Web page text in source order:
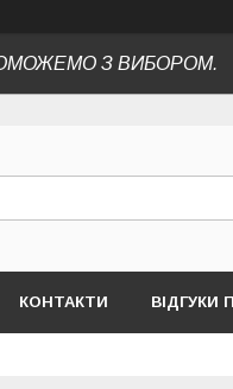
З ВИБОРОМ.
КОНТАКТИ ВІДГУКИ